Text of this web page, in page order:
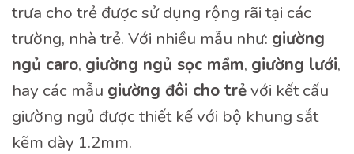
trưa cho trẻ được sử dụng rộng rãi tại các
trường, nhà trẻ. Với nhiều mẫu như: giường
ngủ caro, giường ngủ sọc mầm, giường lưới,
hay các mẫu giường đôi cho trẻvới kết cấu
giường ngủ được thiết kế với bộ khung sắt
kẽm dày 1.2mm.